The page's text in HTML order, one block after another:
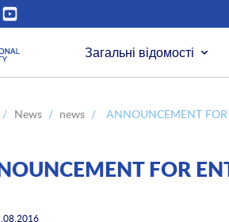
Загальні відомості
/ News / news / ANNOUNCEMENT
FOR